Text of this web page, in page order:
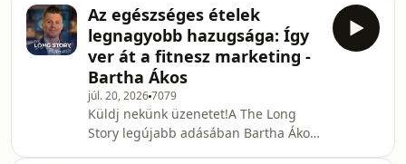
videóban összegyűjtöttük a
legütősebb, legfontosabb
gondolatokat a Bartha Ákos
élelmiszermérnökkel készült podcast
beszélgetésünkből.Egy életmódváltás
sosem a csodaszereknél kezdődik.
Legyen szó időszakos böjtről vagy keto
diétáról, a legfontosabb az alapok
Az egészséges ételek
legnagyobb hazugsága: Így
ver át a fitnesz marketing -
Bartha Ákos
júl. 20, 20267079
Küldj nekünk üzenetet!A The Long
Story legújabb adásában Bartha Ákos